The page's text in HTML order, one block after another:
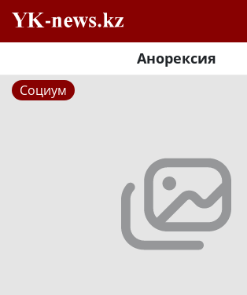
Анорексия
Социум